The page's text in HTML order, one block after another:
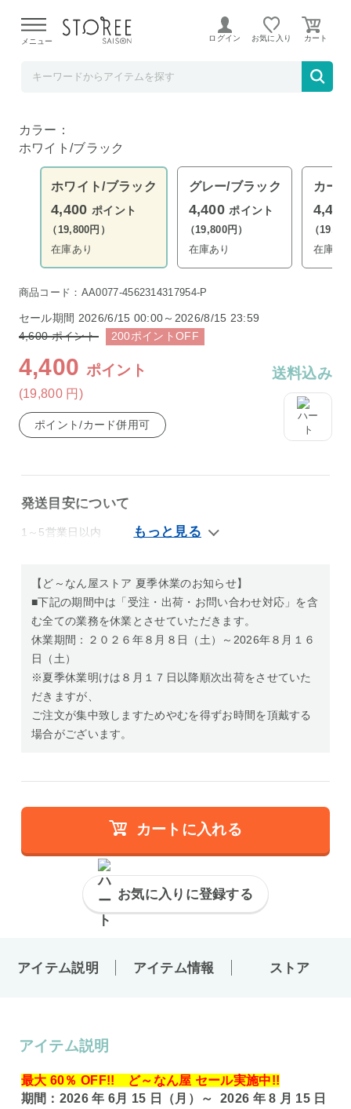
よる配送遅延が発生しております。
メニュー ログイン お気に入り
N°33 Bowlerbag small ホワイト/ブラック
カラー：
ホワイト/ブラック
ホワイト/ブラック
4,400 ポイント
（19,800円）
在庫あり
グレー/ブラック
4,400 ポイント
（19,800円）
在庫あり
カー
（
在庫あ
商品コード：AA0077-4562314317954-P
セール期間 2026/6/15 00:00～2026/8/15 23:59
4,600ポイント 200ポイントOFF
4,400 ポイント
(19,800 円 )
送料込み
ポイント/カード併用可
発送目安について
1～5営業日以内
【ど～なん屋ストア 夏季休業のお知らせ】
■下記の期間中は「受注・出荷・お問い合わせ対応」を含
む全ての業務を休業とさせていただきます。
休業期間：２０２６年８月８日（土）～2026年８月１６
日（土）
※夏季休業明けは８月１７日以降順次出荷をさせていた
だきますが、
ご注文が集中致しますためやむを得ずお時間を頂戴する
場合がございます。
カートに入れる
お気に入りに登録する
アイテム説明 アイテム情報 ストア
アイテム説明
最大 60％ OFF!! ど～なん屋 セール実施中!!
期間：2026 年 6月 15 日（月）～ 2026 年 8 月 15 日